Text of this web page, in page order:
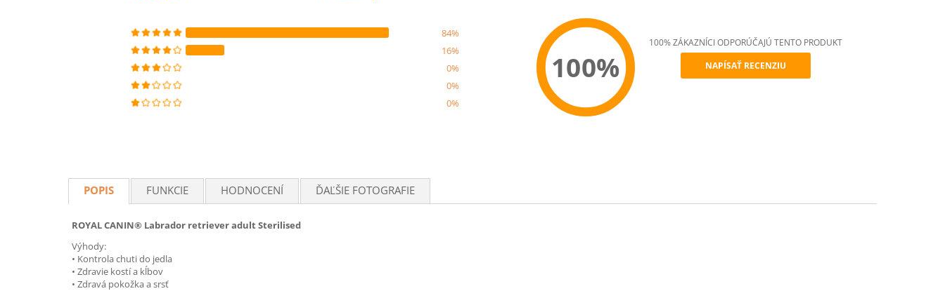
84%
16%
0%
0%
0%
100%
100% ZÁKAZNÍCI ODPORÚČAJÚ TENTO PRODUKT
NAPÍSAŤ RECENZIU
POPIS FUNKCIE HODNOCENÍ ĎAĽŠIE FOTOGRAFIE
ROYAL CANIN® Labrador retriever adult Sterilised
Výhody:
• Kontrola chuti do jedla
• Zdravie kostí a kĺbov
• Zdravá pokožka a srsť